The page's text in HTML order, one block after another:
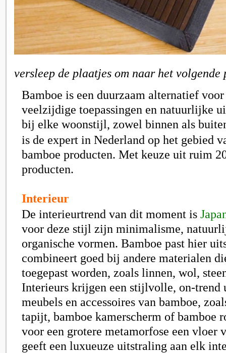
versleep de plaatjes om naar het
Bamboe is een duurzaam alternatief
veelzijdige toepassingen en natuurlijke
bij elke woonstijl, zowel binnen als
is de expert in Nederland op het gebied
bamboe producten. Met keuze uit ruim
producten.
Interieur
De interieurtrend van dit moment is
voor deze stijl zijn minimalisme,
organische vormen. Bamboe past hier
combineert goed bij andere materialen
toegepast worden, zoals linnen, wol,
Interieurs krijgen een stijlvolle, on-trend
meubels en accessoires van bamboe,
tapijt, bamboe kamerscherm of bamboe
voor een grotere metamorfose een vloer
geeft een luxueuze uitstraling aan elk